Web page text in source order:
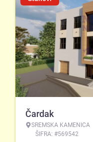
Čardak
SREMSKA KAMENICA
ŠIFRA: #569542